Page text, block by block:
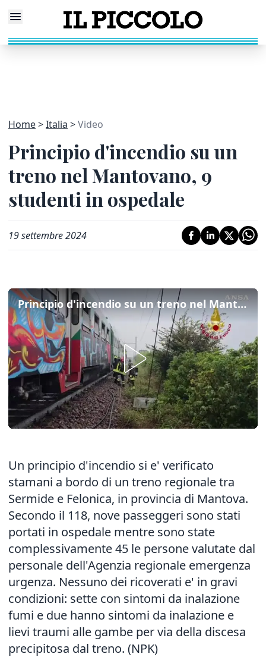
Home Italia Video
Principio d'incendio su un
treno nel Mantovano, 9
studenti in ospedale
19 settembre 2024
Principio d'incendio su un treno nel Mantovano, 9 studenti in ospedale
Un principio d'incendio si e' verificato
stamani a bordo di un treno regionale tra
Sermide e Felonica, in provincia di Mantova.
Secondo il 118, nove passeggeri sono stati
portati in ospedale mentre sono state
complessivamente 45 le persone valutate dal
personale dell'Agenzia regionale emergenza
urgenza. Nessuno dei ricoverati e' in gravi
condizioni: sette con sintomi da inalazione
fumi e due hanno sintomi da inalazione e
lievi traumi alle gambe per via della discesa
precipitosa dal treno. (NPK)